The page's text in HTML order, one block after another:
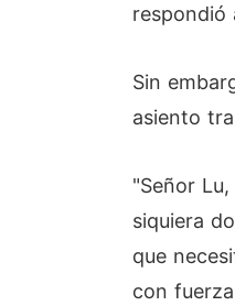
respondió
Sin
asiento
"Señor
siquiera
que
con